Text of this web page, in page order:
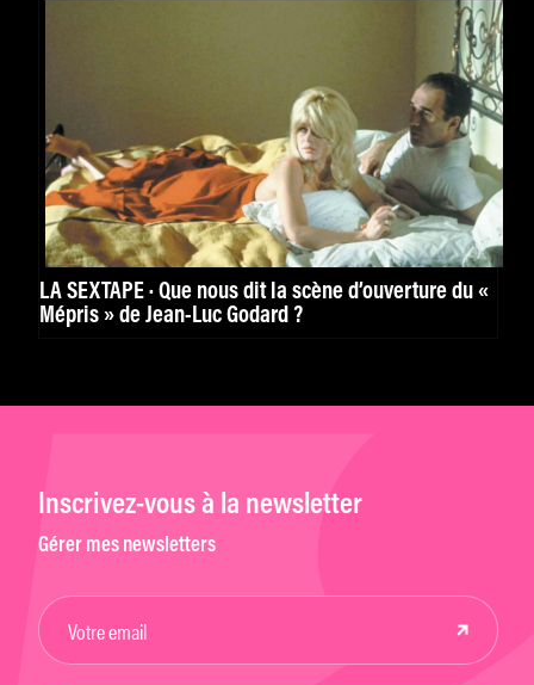
LA SEXTAPE · Que nous dit la scène d’ouverture du «
Mépris » de Jean-Luc Godard ?
Inscrivez-vous à la newsletter
Gérer mes newsletters